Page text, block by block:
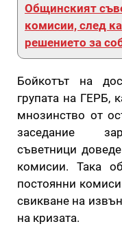
Общинският
комисии, след
решението за
Бойкотът на
групата на ГЕРБ,
мнозинство от
заседание
съветници
комисии. Така
постоянни
свикване на
на кризата.